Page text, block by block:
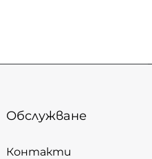
Обслужване
Контакти